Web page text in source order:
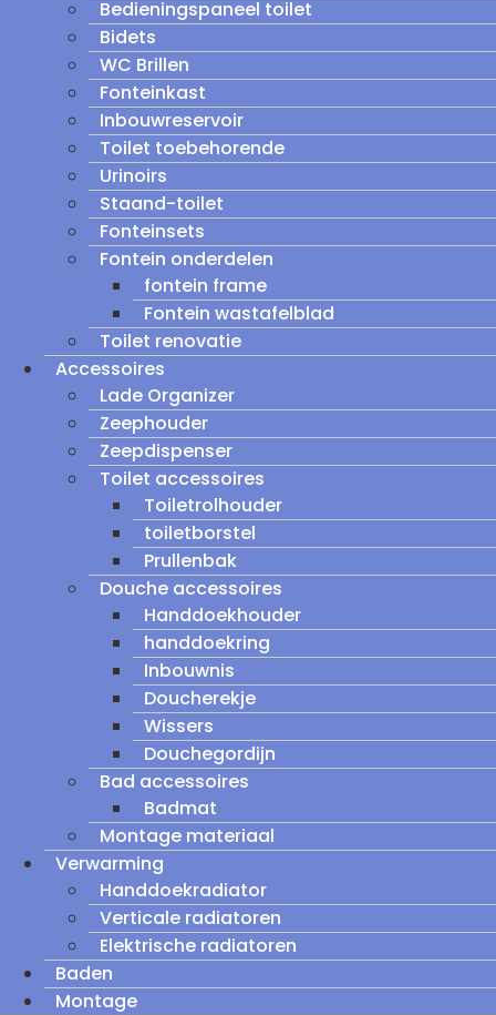
Bedieningspaneel toilet
Bidets
WC Brillen
Fonteinkast
Inbouwreservoir
Toilet toebehorende
Urinoirs
Staand-toilet
Fonteinsets
Fontein onderdelen
fontein frame
Fontein wastafelblad
Toilet renovatie
Accessoires
Lade Organizer
Zeephouder
Zeepdispenser
Toilet accessoires
Toiletrolhouder
toiletborstel
Prullenbak
Douche accessoires
Handdoekhouder
handdoekring
Inbouwnis
Doucherekje
Wissers
Douchegordijn
Bad accessoires
Badmat
Montage materiaal
Verwarming
Handdoekradiator
Verticale radiatoren
Elektrische radiatoren
Baden
Montage